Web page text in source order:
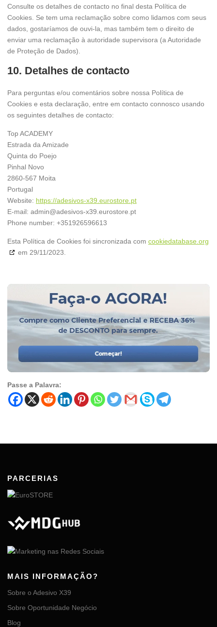
Consulte os detalhes de contacto no final desta Política de
Cookies. Se tem uma reclamação sobre como lidamos com seus
dados, gostaríamos de ouvi-la, mas também tem o direito de
enviar uma reclamação à autoridade supervisora (a Autoridade
de Proteção de Dados).
10. Detalhes de contacto
Para perguntas e/ou comentários sobre nossa Política de
Cookies e esta declaração, entre em contacto connosco usando
os seguintes detalhes de contacto:
Top ACADEMY
Estrada da Amizade
Quinta do Poejo
Pinhal Novo
2860-567 Moita
Portugal
Website: https://adesivos-x39.eurostore.pt
E-mail: admin@adesivos-x39.eurostore.pt
Phone number: +351926596613
Esta Política de Cookies foi sincronizada com cookiedatabase.org
em 29/11/2023.
Passe a Palavra:
PARCERIAS
MAIS INFORMAÇÃO?
Sobre o Adesivo X39
Sobre Oportunidade Negócio
Blog